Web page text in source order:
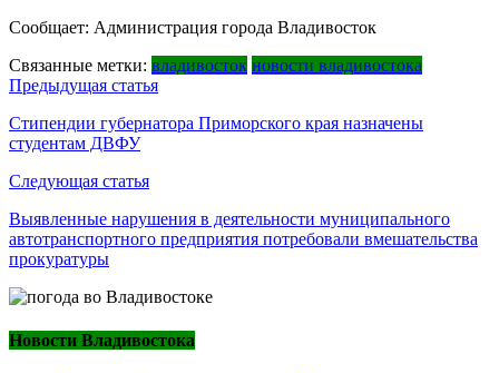
Сообщает: Администрация города Владивосток
Связанные метки: владивосток новости владивостока
Навигация
по
записям
Предыдущая статья
Стипендии губернатора Приморского края назначены
студентам ДВФУ
Следующая статья
Выявленные нарушения в деятельности муниципального
автотранспортного предприятия потребовали вмешательства
прокуратуры
Новости Владивостока